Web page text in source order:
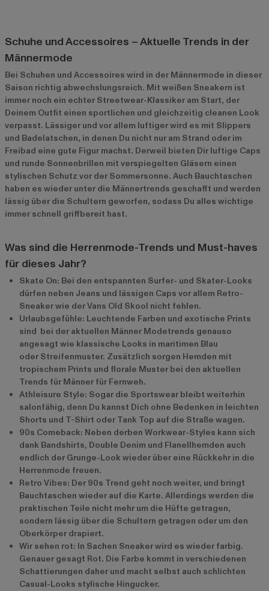
Schuhe und Accessoires – Aktuelle Trends in der
Männermode
Bei Schuhen und Accessoires wird in der Männermode in dieser
Saison richtig abwechslungsreich. Mit weißen Sneakern ist
immer noch ein echter Streetwear-Klassiker am Start, der
Deinem Outfit einen sportlichen und gleichzeitig cleanen Look
verpasst. Lässiger und vor allem luftiger wird es mit Slippers
und Badelatschen, in denen Du nicht nur am Strand oder im
Freibad eine gute Figur machst. Derweil bieten Dir luftige Caps
und runde Sonnenbrillen mit verspiegelten Gläsern einen
stylischen Schutz vor der Sommersonne. Auch Bauchtaschen
haben es wieder unter die Männertrends geschafft und werden
lässig über die Schultern geworfen, sodass Du alles wichtige
immer schnell griffbereit hast.
Was sind die Herrenmode-Trends und Must-haves
für dieses Jahr?
Skate On: Bei den entspannten Surfer- und Skater-Looks
dürfen neben Jeans und lässigen Caps vor allem Retro-
Sneaker wie der Vans Old Skool nicht fehlen.
Urlaubsgefühle: Leuchtende Farben und exotische Prints
sind bei der aktuellen Männer Modetrends genauso
angesagt wie klassische Looks in maritimen Blau
oder Streifenmuster. Zusätzlich sorgen Hemden mit
tropischem Prints und florale Muster bei den aktuellen
Trends für Männer für Fernweh.
Athleisure Style: Sogar die Sportswear bleibt weiterhin
salonfähig, denn Du kannst Dich ohne Bedenken in leichten
Shorts und T-Shirt oder Tank Top auf die Straße wagen.
90s Comeback: Neben derben Workwear-Styles kann sich
dank Bandshirts, Double Denim und Flanellhemden auch
endlich der Grunge-Look wieder über eine Rückkehr in die
Herrenmode freuen.
Retro Vibes: Der 90s Trend geht noch weiter, und bringt
Bauchtaschen wieder auf die Karte. Allerdings werden die
praktischen Teile nicht mehr um die Hüfte getragen,
sondern lässig über die Schultern getragen oder um den
Oberkörper drapiert.
Wir sehen rot: In Sachen Sneaker wird es wieder farbig.
Genauer gesagt Rot. Die Farbe kommt in verschiedenen
Schattierungen daher und macht selbst auch schlichten
Casual-Looks stylische Hingucker.